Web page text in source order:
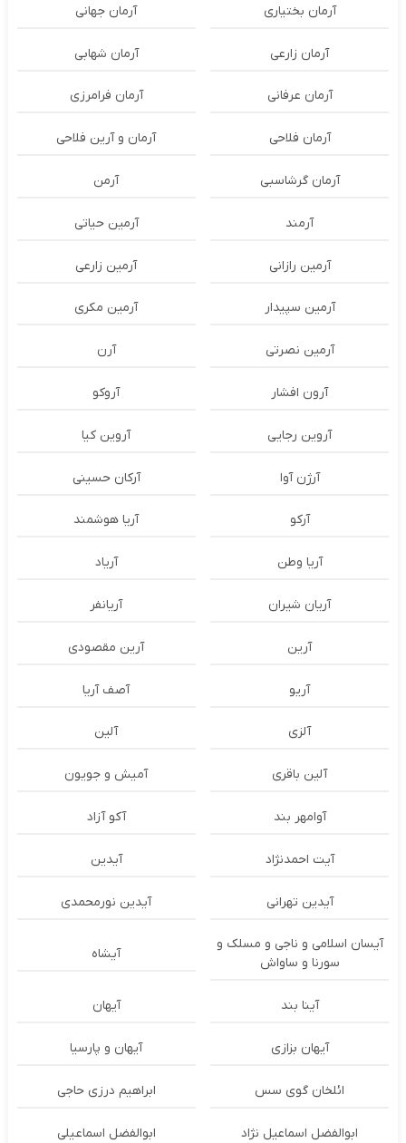
آرمان بختیاری آرمان جهانی
آرمان زارعی آرمان شهابی
آرمان عرفانی آرمان فرامرزی
آرمان فلاحی آرمان و آرین فلاحی
آرمان گرشاسبی آرمن
آرمند آرمین حیاتی
آرمین رازانی آرمین زارعی
آرمین سپیدار آرمین مکری
آرمین نصرتی آرن
آرون افشار آروکو
آروین رجایی آروین کیا
آرژن آوا آرکان حسینی
آرکو آریا هوشمند
آریا وطن آریاد
آریان شیران آریانفر
آرین آرین مقصودی
آریو آصف آریا
آلزی آلین
آلین باقری آمیش و جویون
آوامهر بند آکو آزاد
آیت احمدنژاد آیدین
آیدین تهرانی آیدین نورمحمدی
آیسان اسلامی و ناجی و مسلک و
سورنا و ساواش
آیشاه
آینا بند آیهان
آیهان بزازی آیهان و پارسیا
ائلخان گوی سس ابراهیم درزی حاجی
ابوالفضل اسماعیل نژاد ابوالفضل اسماعیلی